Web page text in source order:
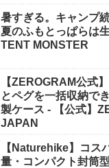
リー 選び方》 - ｺﾝﾊﾟ
イク野営部
暑すぎる。キャンプ
夏のふもとっぱらは
TENT MONSTER
【ZEROGRAM公式
とペグを一括収納で
製ケース - 【公式】
JAPAN
【Naturehike】コス
量・コンパクト封筒